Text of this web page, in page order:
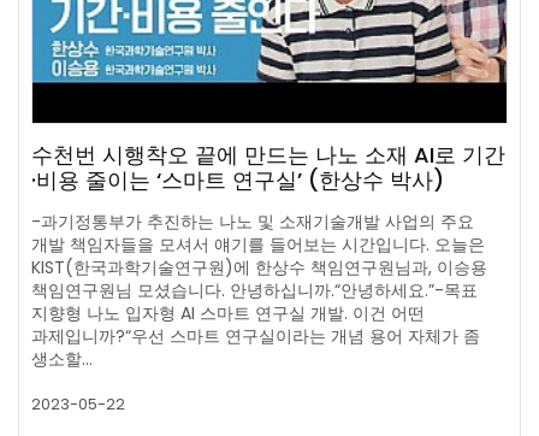
수천번 시행착오 끝에 만드는 나노 소재 AI로 기간
·비용 줄이는 ‘스마트 연구실’ (한상수 박사)
-과기정통부가 추진하는 나노 및 소재기술개발 사업의 주요
개발 책임자들을 모셔서 얘기를 들어보는 시간입니다. 오늘은
KIST(한국과학기술연구원)에 한상수 책임연구원님과, 이승용
책임연구원님 모셨습니다. 안녕하십니까.“안녕하세요.”-목표
지향형 나노 입자형 AI 스마트 연구실 개발. 이건 어떤
과제입니까?“우선 스마트 연구실이라는 개념 용어 자체가 좀
생소할…
2023-05-22